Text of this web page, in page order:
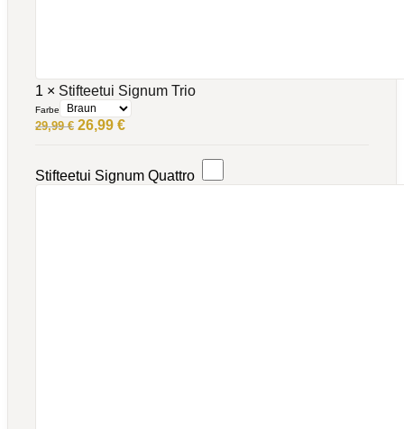
1 × Stifteetui Signum Trio
Farbe
29,99€ Ursprünglicher
29,99 €
26,99 €Aktueller
26,99 €.
Stifteetui Signum Quattro